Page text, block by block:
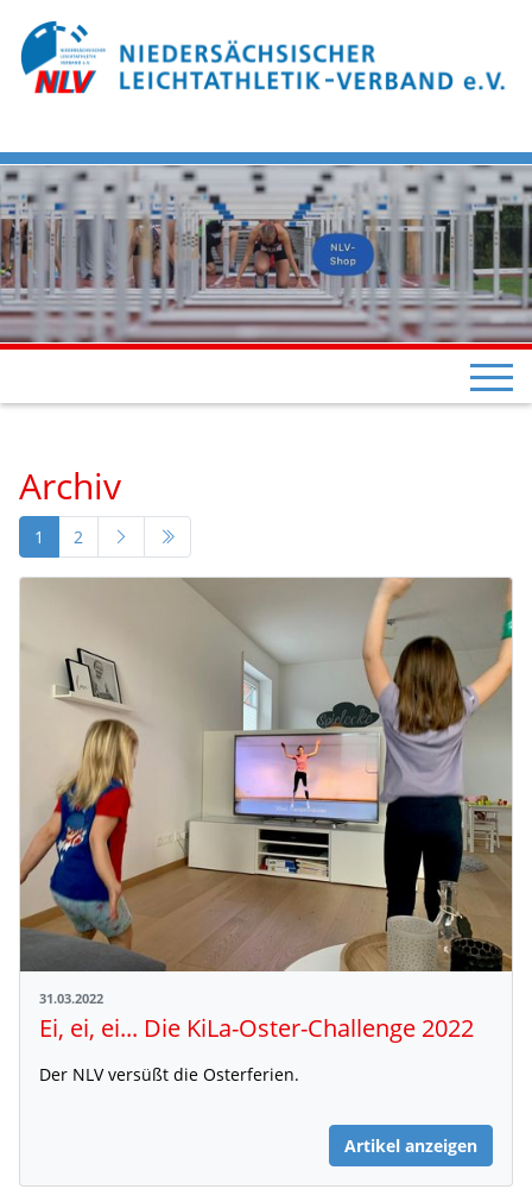
Archiv
1 2
31.03.2022
Ei, ei, ei... Die KiLa-Oster-Challenge 2022
Der NLV versüßt die Osterferien.
Artikel anzeigen